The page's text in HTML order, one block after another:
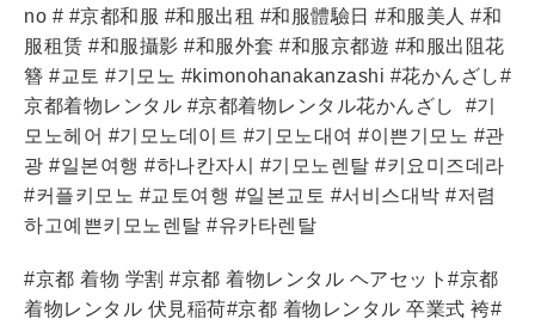
no # #京都和服 #和服出租 #和服體驗日 #和服美人 #和
服租赁 #和服攝影 #和服外套 #和服京都遊 #和服出阻花
簪 #교토 #기모노 #kimonohanakanzashi #花かんざし#
京都着物レンタル #京都着物レンタル花かんざし
#기
모노헤어 #기모노데이트 #기모노대여 #이쁜기모노 #관
광 #일본여행 #하나칸자시 #기모노렌탈 #키요미즈데라
#커플키모노 #교토여행 #일본교토 #서비스대박 #저렴
하고예쁜키모노렌탈 #유카타렌탈
#京都 着物 学割 #京都 着物レンタル ヘアセット#京都
着物レンタル 伏見稲荷#京都 着物レンタル 卒業式 袴#